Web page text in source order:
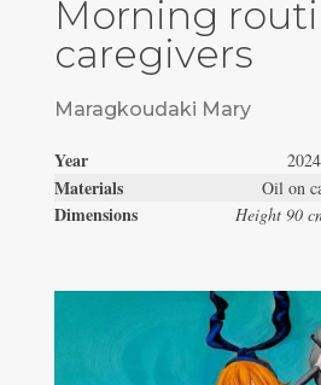
Morning
caregivers
Maragkoudaki Mary
Year 2024
Materials Oil on
Dimensions Height 90